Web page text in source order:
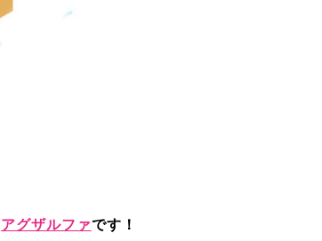
アグザルファです！